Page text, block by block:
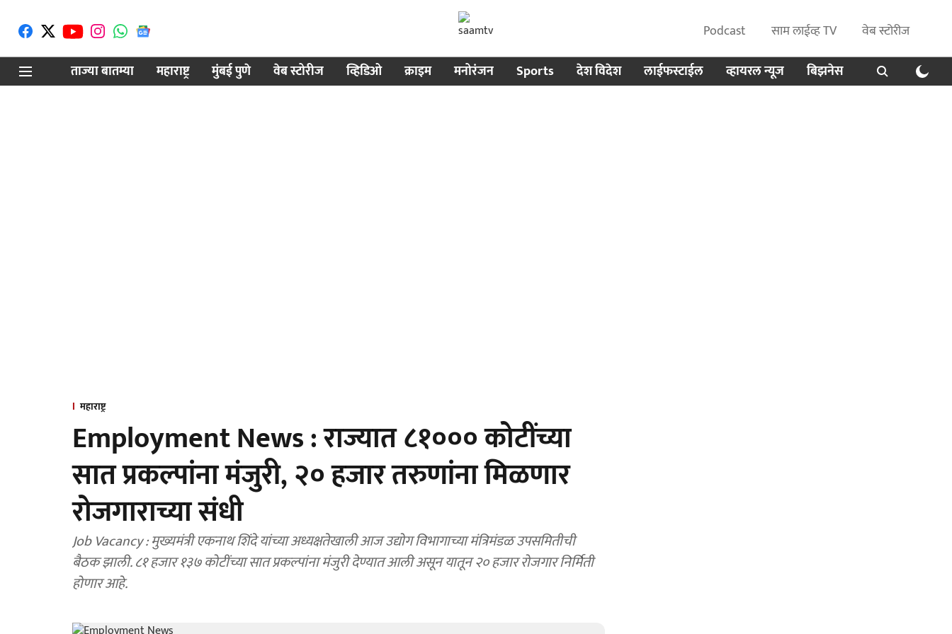
Podcast साम लाईव्ह TV
वेब स्टोरीज
ताज्या बातम्या
महाराष्ट्र मुंबई पुणे वेब स्टोरीज व्हिडिओ क्राइम मनोरंजन Sports देश विदेश लाईफस्टाईल व्हायरल न्यूज बिझनेस
महाराष्ट्र
Employment News : राज्यात ८१००० कोटींच्या
सात प्रकल्पांना मंजुरी, २० हजार तरुणांना मिळणार
रोजगाराच्या संधी
Job Vacancy : मुख्यमंत्री एकनाथ शिंदे यांच्या अध्यक्षतेखाली आज उद्योग विभागाच्या मंत्रिमंडळ उपसमितीची
बैठक झाली. ८१ हजार १३७ कोटींच्या सात प्रकल्पांना मंजुरी देण्यात आली असून यातून २० हजार रोजगार निर्मिती
होणार आहे.